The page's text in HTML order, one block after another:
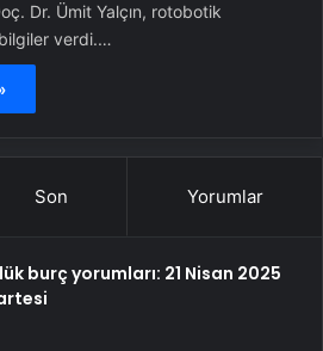
Dr. Ümit Yalçın, rotobotik
verdi.…
Son Yorumlar
burç yorumları: 21 Nisan 2025